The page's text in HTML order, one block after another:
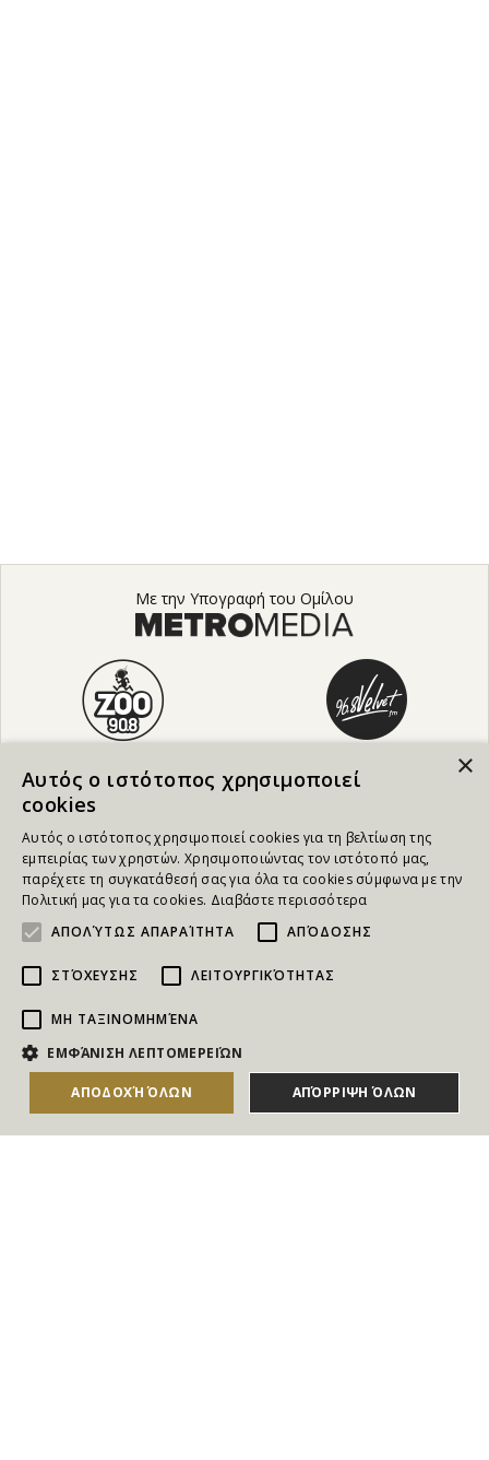
Με την Υπογραφή του Ομίλου
NEWSLETTER
Για να ενημερώνεστε άμεσα για τους Διαγωνισμούς, τα
Δώρα, τις Νέες Προσφορές & τις Νέες Δωροεπιταγές
×
Αυτός ο ιστότοπος χρησιμοποιεί
cookies
Αυτός ο ιστότοπος χρησιμοποιεί cookies για τη βελτίωση της
εμπειρίας των χρηστών. Χρησιμοποιώντας τον ιστότοπό μας,
παρέχετε τη συγκατάθεσή σας για όλα τα cookies σύμφωνα με την
Πολιτική μας για τα cookies. Διαβάστε περισσότερα
ΑΠΟΛΎΤΩΣ ΑΠΑΡΑΊΤΗΤΑ
ΑΠΌΔΟΣΗΣ
ΣΤΌΧΕΥΣΗΣ ΛΕΙΤΟΥΡΓΙΚΌΤΗΤΑΣ
ΜΗ ΤΑΞΙΝΟΜΗΜΈΝΑ
ΕΜΦΆΝΙΣΗ ΛΕΠΤΟΜΕΡΕΙΏΝ
ΑΠΟΔΟΧΉ ΌΛΩΝ ΑΠΌΡΡΙΨΗ ΌΛΩΝ